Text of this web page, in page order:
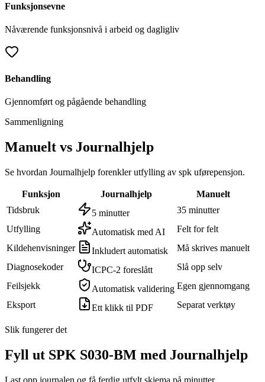
Funksjonsevne
Nåværende funksjonsnivå i arbeid og dagligliv
Behandling
Gjennomført og pågående behandling
Sammenligning
Manuelt vs Journalhjelp
Se hvordan Journalhjelp forenkler utfylling av spk uførepensjon.
Funksjon Journalhjelp
Manuelt
Tidsbruk
5 minutter
35 minutter
Utfylling
Automatisk med AI
Felt for felt
Kildehenvisninger
Inkludert automatisk
Må skrives manuelt
Diagnosekoder
ICPC-2 foreslått
Slå opp selv
Feilsjekk
Automatisk validering Egen gjennomgang
Eksport
Ett klikk til PDF Separat verktøy
Slik fungerer det
Fyll ut SPK S030-BM med Journalhjelp
Last opp journalen og få ferdig utfylt skjema på minutter.